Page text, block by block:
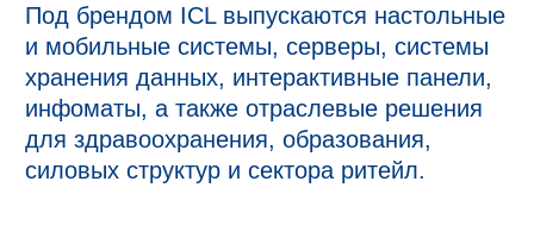
Под брендом ICL выпускаются настольные
и мобильные системы, серверы, системы
хранения данных, интерактивные панели,
инфоматы, а также отраслевые решения
для здравоохранения, образования,
силовых структур и сектора ритейл.